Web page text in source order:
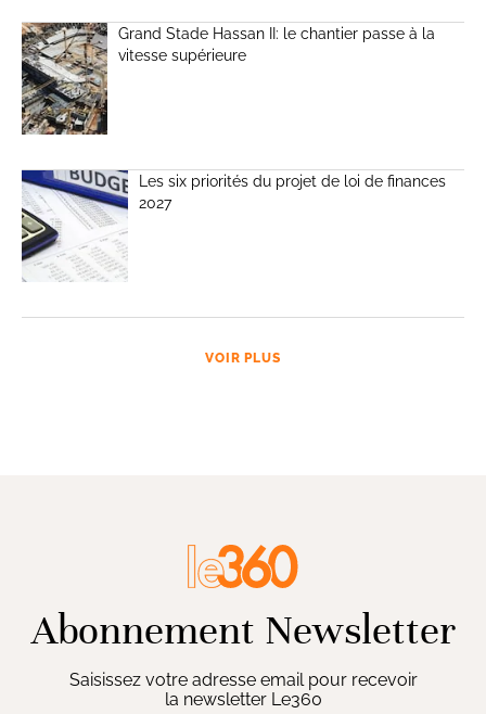
Grand Stade Hassan II: le chantier passe à la
vitesse supérieure
Les six priorités du projet de loi de finances
2027
VOIR PLUS
Abonnement Newsletter
Saisissez votre adresse email pour recevoir
la newsletter Le360